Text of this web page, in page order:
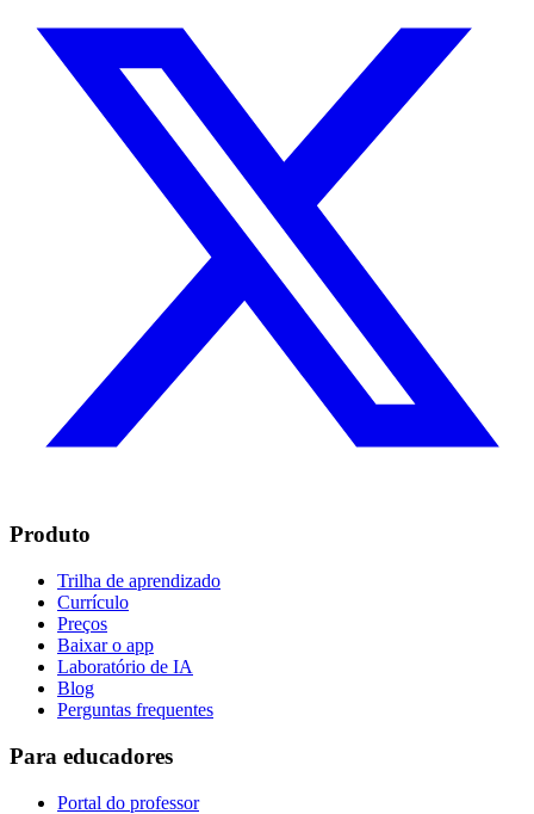
Produto
Trilha de aprendizado
Currículo
Preços
Baixar o app
Laboratório de IA
Blog
Perguntas frequentes
Para educadores
Portal do professor